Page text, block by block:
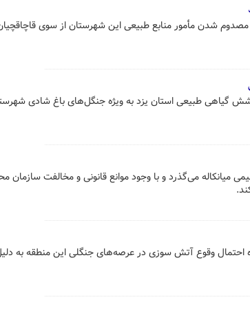
مصدوم شدن مأمور منابع طبیعی این شهرستان از سوی
گیاهی طبیعی استان یزد به ویژه جنگل‌های باغ شادی
میانکاله می‌گذرد و با وجود موانع قانونی و مخالفت سازمان
احتمال وقوع آتش سوزی در عرصه‌های جنگلی این منطقه به